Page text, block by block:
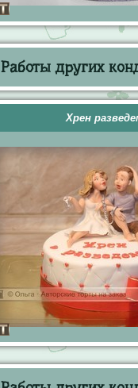
Работы других
Хрен